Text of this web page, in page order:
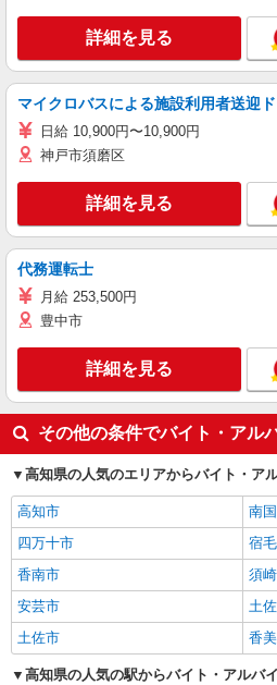
詳細を見る
マイクロバスによる施設利用者送迎
日給 10,900円〜10,900円
神戸市須磨区
詳細を見る
代務運転士
月給 253,500円
豊中市
詳細を見る
その他の条件でバイト・アル
高知県の人気のエリアからバイト・ア
高知市
南
四万十市
宿
香南市
須
安芸市
土
土佐市
香
高知県の人気の駅からバイト・アルバ